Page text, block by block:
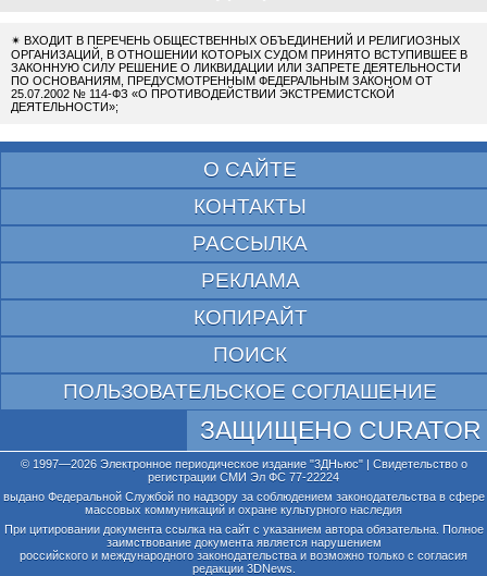
✴ ВХОДИТ В ПЕРЕЧЕНЬ ОБЩЕСТВЕННЫХ ОБЪЕДИНЕНИЙ И РЕЛИГИОЗНЫХ
ОРГАНИЗАЦИЙ, В ОТНОШЕНИИ КОТОРЫХ СУДОМ ПРИНЯТО ВСТУПИВШЕЕ В
ЗАКОННУЮ СИЛУ РЕШЕНИЕ О ЛИКВИДАЦИИ ИЛИ ЗАПРЕТЕ ДЕЯТЕЛЬНОСТИ
ПО ОСНОВАНИЯМ, ПРЕДУСМОТРЕННЫМ ФЕДЕРАЛЬНЫМ ЗАКОНОМ ОТ
25.07.2002 № 114-ФЗ «О ПРОТИВОДЕЙСТВИИ ЭКСТРЕМИСТСКОЙ
ДЕЯТЕЛЬНОСТИ»;
О САЙТЕ
КОНТАКТЫ
РАССЫЛКА
РЕКЛАМА
КОПИРАЙТ
ПОИСК
ПОЛЬЗОВАТЕЛЬСКОЕ СОГЛАШЕНИЕ
ЗАЩИЩЕНО CURATOR
© 1997—2026 Электронное периодическое издание "3ДНьюс" | Свидетельство о
регистрации СМИ Эл ФС 77-22224
выдано Федеральной Службой по надзору за соблюдением законодательства в сфере
массовых коммуникаций и охране культурного наследия
При цитировании документа ссылка на сайт с указанием автора обязательна. Полное
заимствование документа является нарушением
российского и международного законодательства и возможно только с согласия
редакции 3DNews.